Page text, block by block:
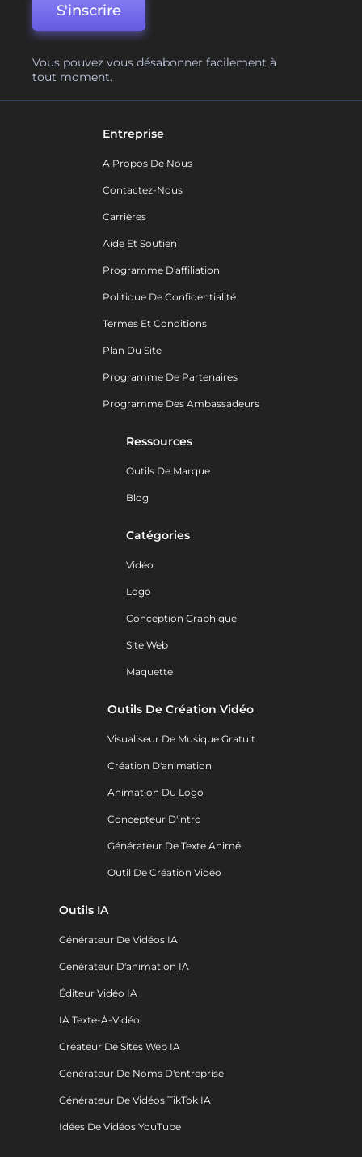
S'inscrire
Vous pouvez vous désabonner facilement à
tout moment.
Entreprise
A Propos De Nous
Contactez-Nous
Carrières
Aide Et Soutien
Programme D'affiliation
Politique De Confidentialité
Termes Et Conditions
Plan Du Site
Programme De Partenaires
Programme Des Ambassadeurs
Ressources
Outils De Marque
Blog
Catégories
Vidéo
Logo
Conception Graphique
Site Web
Maquette
Outils De Création Vidéo
Visualiseur De Musique Gratuit
Création D'animation
Animation Du Logo
Concepteur D'intro
Générateur De Texte Animé
Outil De Création Vidéo
Outils IA
Générateur De Vidéos IA
Générateur D'animation IA
Éditeur Vidéo IA
IA Texte-À-Vidéo
Créateur De Sites Web IA
Générateur De Noms D'entreprise
Générateur De Vidéos TikTok IA
Idées De Vidéos YouTube